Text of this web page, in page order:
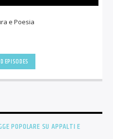
e Poesia
EPISODES
POPOLARE SU APPALTI E